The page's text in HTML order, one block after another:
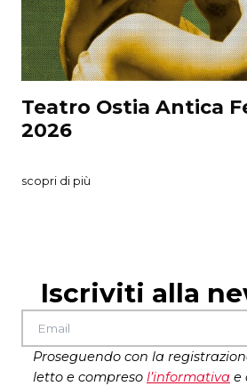
ℹ️ Per agevolazioni e info più
la pagina principale del
4ingressi per la prosa o2
info
Teatro Ostia Antica
2026
scopri di più
Iscriviti alla
Proseguendo con la
letto e compreso l’informativa e